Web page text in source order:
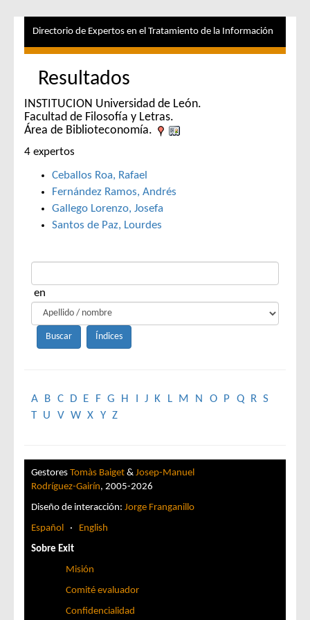
Directorio de Expertos en el Tratamiento de la Información
Resultados
INSTITUCION Universidad de León.
Facultad de Filosofía y Letras.
Área de Biblioteconomía.
4 expertos
Ceballos Roa, Rafael
Fernández Ramos, Andrés
Gallego Lorenzo, Josefa
Santos de Paz, Lourdes
en
A B C D E F G H J K L M N O P Q R S
T U V W X Y Z
Gestores Tomàs Baiget & Josep-Manuel
Rodríguez-Gairín, 2005-2026
Diseño de interacción: Jorge Franganillo
Español · English
Sobre Exit
Misión
Comité evaluador
Confidencialidad